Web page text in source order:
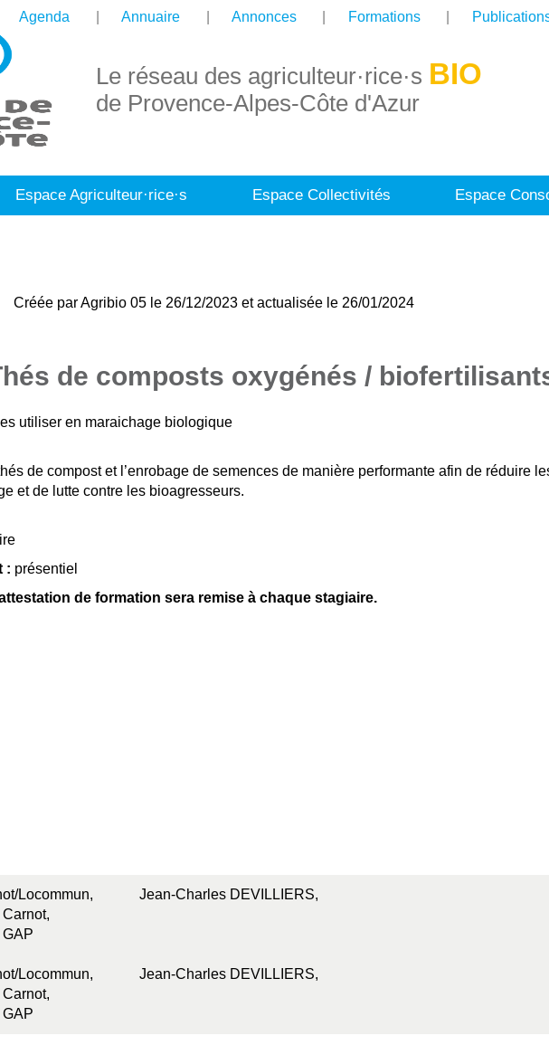
Agenda Annuaire Annonces Formations
Le réseau des agriculteur·rice·s BIO
de Provence-Alpes-Côte d'Azur
Espace Agriculteur·rice·s Espace Collectivités Espace
Créée par Agribio 05 le 26/12/2023 et actualisée le 26/01/2024
de composts oxygénés /
utiliser en maraichage biologique
de compost et l’enrobage de semences de manière performante afin de réduire
et de lutte contre les bioagresseurs.
: présentiel
de formation sera remise à chaque stagiaire.
Locommun,
Jean-Charles DEVILLIERS,
Locommun,
Jean-Charles DEVILLIERS,